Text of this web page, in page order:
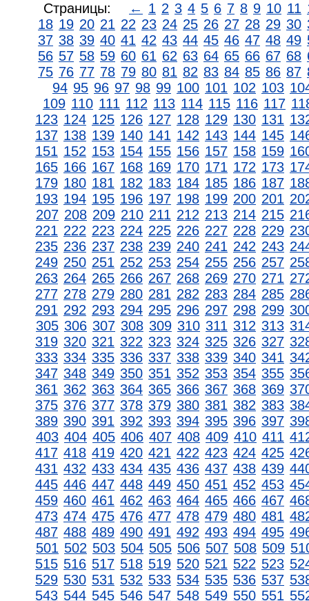
Страницы: ← 1 2 3 4 5 6 7 8 9 10 11
18 19 20 21 22 23 24 25 26 27 28 29 30
37 38 39 40 41 42 43 44 45 46 47 48 49
56 57 58 59 60 61 62 63 64 65 66 67 68
75 76 77 78 79 80 81 82 83 84 85 86 87
94 95 96 97 98 99 100 101 102 103
109 110 111 112 113 114 115 116 117
123 124 125 126 127 128 129 130 131
137 138 139 140 141 142 143 144 145
151 152 153 154 155 156 157 158 159
165 166 167 168 169 170 171 172 173
179 180 181 182 183 184 185 186 187
193 194 195 196 197 198 199 200 201
207 208 209 210 211 212 213 214 215
221 222 223 224 225 226 227 228 229
235 236 237 238 239 240 241 242 243
249 250 251 252 253 254 255 256 257
263 264 265 266 267 268 269 270 271
277 278 279 280 281 282 283 284 285
291 292 293 294 295 296 297 298 299
305 306 307 308 309 310 311 312 313
319 320 321 322 323 324 325 326 327
333 334 335 336 337 338 339 340 341
347 348 349 350 351 352 353 354 355
361 362 363 364 365 366 367 368 369
375 376 377 378 379 380 381 382 383
389 390 391 392 393 394 395 396 397
403 404 405 406 407 408 409 410 411
417 418 419 420 421 422 423 424 425
431 432 433 434 435 436 437 438 439
445 446 447 448 449 450 451 452 453
459 460 461 462 463 464 465 466 467
473 474 475 476 477 478 479 480 481
487 488 489 490 491 492 493 494 495
501 502 503 504 505 506 507 508 509
515 516 517 518 519 520 521 522 523
529 530 531 532 533 534 535 536 537
543 544 545 546 547 548 549 550 551